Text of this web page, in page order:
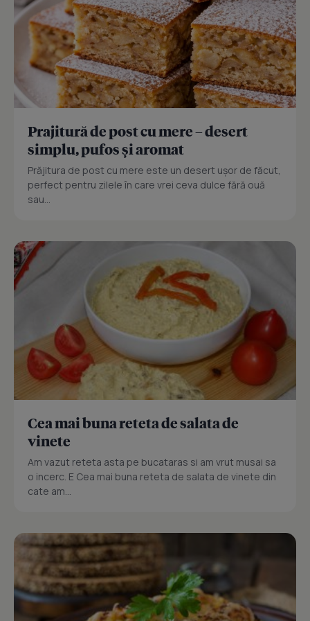
Prajitură de post cu mere – desert
simplu, pufos și aromat
Prăjitura de post cu mere este un desert ușor de făcut,
perfect pentru zilele în care vrei ceva dulce fără ouă
sau...
Cea mai buna reteta de salata de
vinete
Am vazut reteta asta pe bucataras si am vrut musai sa
o incerc. E Cea mai buna reteta de salata de vinete din
cate am...